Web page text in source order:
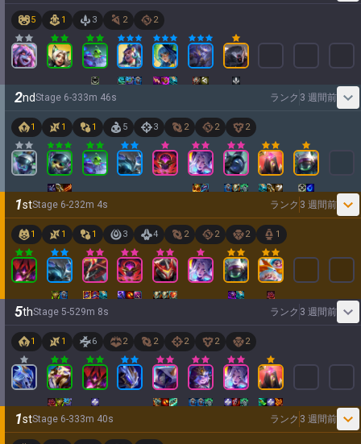
5 1 3 2 2
2ndStage 6-333m 46s ランク 3 週間前
1 1 1 5 3 2 2 2
1stStage 6-232m 4s ランク 3 週間前
1 1 1 3 4 2 2 2 1
5thStage 5-529m 8s ランク 3 週間前
1 1 6 2 2 2 2 2
1stStage 6-333m 40s ランク 3 週間前